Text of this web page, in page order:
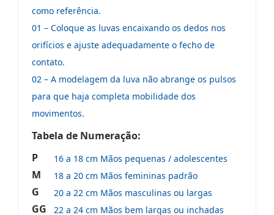
como referência.
01 – Coloque as luvas encaixando os dedos nos
orifícios e ajuste adequadamente o fecho de
contato.
02 – A modelagem da luva não abrange os pulsos
para que haja completa mobilidade dos
movimentos.
Tabela de Numeração:
P
16 a 18 cm Mãos pequenas / adolescentes
M 18 a 20 cm Mãos femininas padrão
G 20 a 22 cm Mãos masculinas ou largas
GG 22 a 24 cm Mãos bem largas ou inchadas